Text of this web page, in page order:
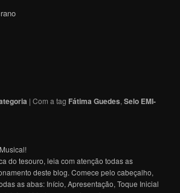
|Com a tag Fátima Guedes,Selo EMI-
do tesouro, leia com atenção todas as
deste blog. Comece pelo cabeçalho,
as abas: Início, Apresentação, Toque Inicial